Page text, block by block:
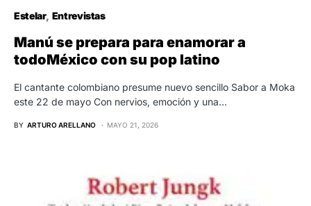
Estelar Entrevistas
Manú se prepara para enamorar a
todoMéxico con su pop latino
El cantante colombiano presume nuevo sencillo Sabor a Moka
este 22 de mayo Con nervios, emoción y una…
BY ARTURO ARELLANO MAYO 21, 2026